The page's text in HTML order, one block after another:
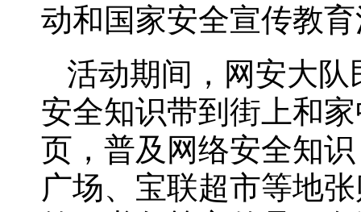
动和国家安全宣传教
活动期间，网安大队
安全知识带到街上和
页，普及网络安全知
广场、宝联超市等地